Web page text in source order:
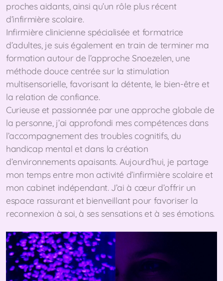
proches aidants, ainsi qu’un rôle plus récent
d’infirmière scolaire.
Infirmière clinicienne spécialisée et formatrice
d’adultes, je suis également en train de terminer ma
formation autour de l’approche Snoezelen, une
méthode douce centrée sur la stimulation
multisensorielle, favorisant la détente, le bien-être et
la relation de confiance.
Curieuse et passionnée par une approche globale de
la personne, j’ai approfondi mes compétences dans
l’accompagnement des troubles cognitifs, du
handicap mental et dans la création
d’environnements apaisants. Aujourd’hui, je partage
mon temps entre mon activité d’infirmière scolaire et
mon cabinet indépendant. J’ai à cœur d’offrir un
espace rassurant et bienveillant pour favoriser la
reconnexion à soi, à ses sensations et à ses émotions.